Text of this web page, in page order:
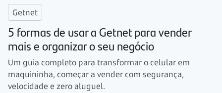
Getnet
5 formas de usar a Getnet para vender
mais e organizar o seu negócio
Um guia completo para transformar o celular em
maquininha, começar a vender com segurança,
velocidade e zero aluguel.